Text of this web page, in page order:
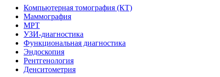
Компьютерная томография (КТ)
Маммография
МРТ
УЗИ-диагностика
Функциональная диагностика
Эндоскопия
Рентгенология
Денситометрия